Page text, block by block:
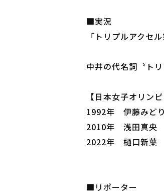
■実況
「トリプルアクセル
中井の代名詞〝ト
【日本女子オリン
1992年 伊藤みどり
2010年 浅田真央
2022年 樋口新葉
■リポーター